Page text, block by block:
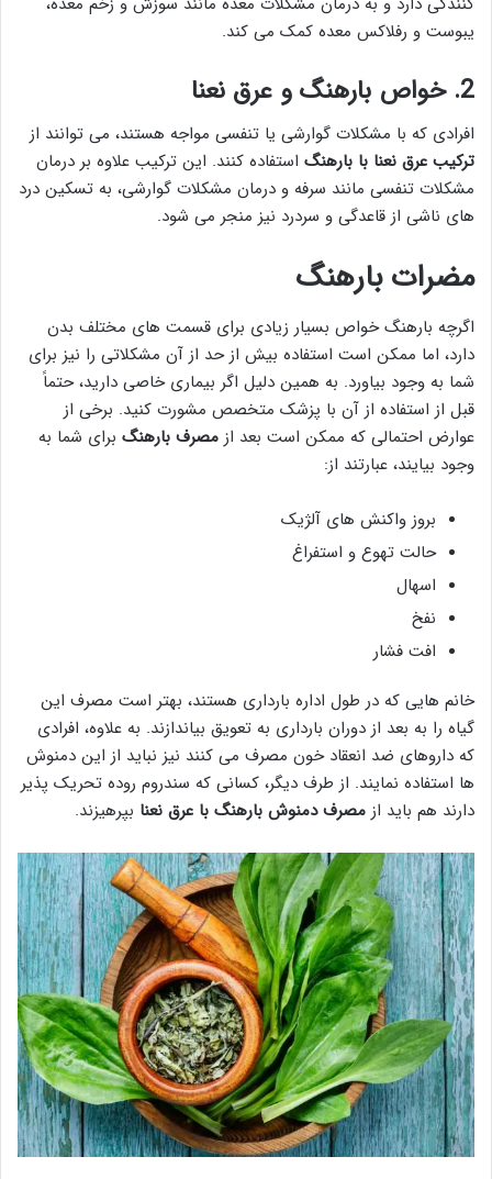
یبوست و رفلاکس معده کمک می کند.
2. خواص بارهنگ و عرق نعنا
افرادی که با مشکلات گوارشی یا تنفسی مواجه هستند، می توانند از
ترکیب عرق نعنا با بارهنگ استفاده کنند. این ترکیب علاوه بر درمان
مشکلات تنفسی مانند سرفه و درمان مشکلات گوارشی، به تسکین درد
های ناشی از قاعدگی و سردرد نیز منجر می شود.
مضرات بارهنگ
اگرچه بارهنگ خواص بسیار زیادی برای قسمت های مختلف بدن
دارد، اما ممکن است استفاده بیش از حد از آن مشکلاتی را نیز برای
شما به وجود بیاورد. به همین دلیل اگر بیماری خاصی دارید، حتماً
قبل از استفاده از آن با پزشک متخصص مشورت کنید. برخی از
عوارض احتمالی که ممکن است بعد از مصرف بارهنگ برای شما به
وجود بیایند، عبارتند از:
بروز واکنش های آلژیک
حالت تهوع و استفراغ
اسهال
نفخ
افت فشار
خانم هایی که در طول اداره بارداری هستند، بهتر است مصرف این
گیاه را به بعد از دوران بارداری به تعویق بیاندازند. به علاوه، افرادی
که داروهای ضد انعقاد خون مصرف می کنند نیز نباید از این دمنوش
ها استفاده نمایند. از طرف دیگر، کسانی که سندروم روده تحریک پذیر
دارند هم باید از مصرف دمنوش بارهنگ با عرق نعنا بپرهیزند.